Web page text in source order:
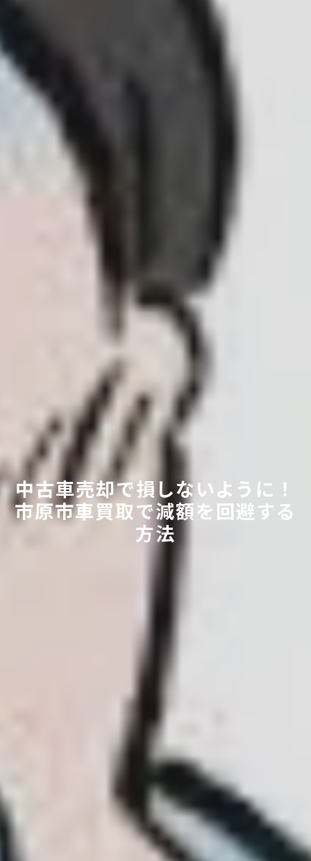
中古車売却で損しないように！
市原市車買取で減額を回避する
方法